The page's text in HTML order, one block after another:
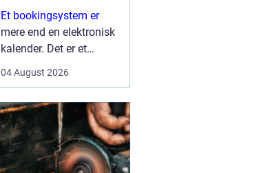
tid
Et bookingsystem er
mere end en elektronisk
kalender. Det er et
klinikker, behandlere og
at få bedre overblik over
tid, ressourcer og
kontakt til patienter eller
kun...
04 August 2026